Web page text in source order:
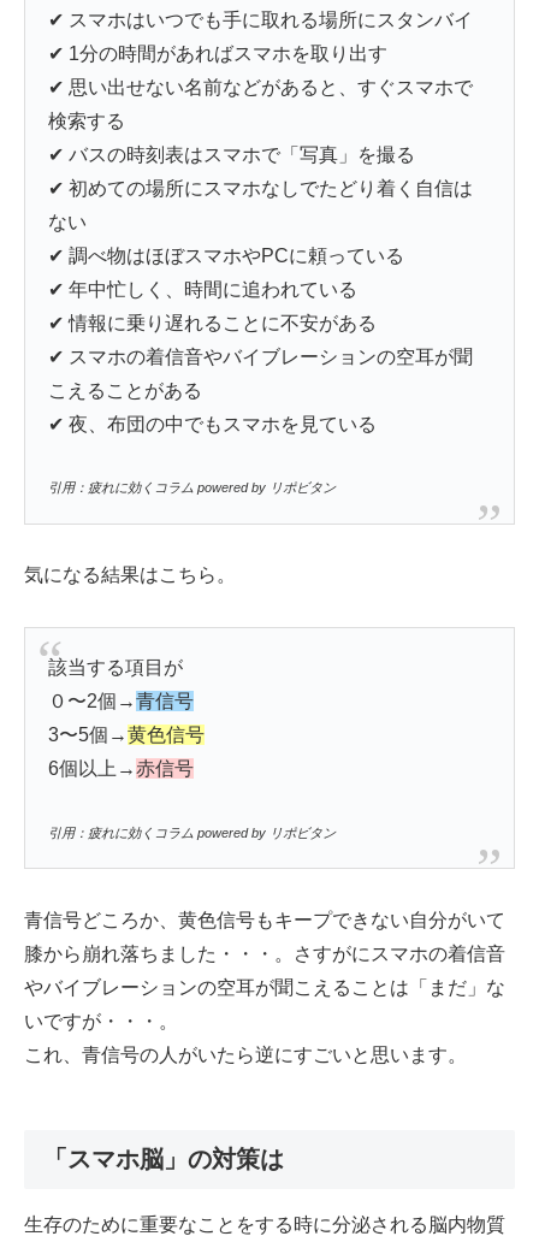
✔︎ スマホはいつでも手に取れる場所にスタンバイ
✔︎ 1分の時間があればスマホを取り出す
✔︎ 思い出せない名前などがあると、すぐスマホで
検索する
✔︎ バスの時刻表はスマホで「写真」を撮る
✔︎ 初めての場所にスマホなしでたどり着く自信は
ない
✔︎ 調べ物はほぼスマホやPCに頼っている
✔︎ 年中忙しく、時間に追われている
✔︎ 情報に乗り遅れることに不安がある
✔︎ スマホの着信音やバイブレーションの空耳が聞
こえることがある
✔︎ 夜、布団の中でもスマホを見ている
引用：疲れに効くコラム powered by リポビタン
気になる結果はこちら。
該当する項目が
０〜2個→青信号
3〜5個→黄色信号
6個以上→赤信号
引用：疲れに効くコラム powered by リポビタン
青信号どころか、黄色信号もキープできない自分がいて
膝から崩れ落ちました・・・。さすがにスマホの着信音
やバイブレーションの空耳が聞こえることは「まだ」な
いですが・・・。
これ、青信号の人がいたら逆にすごいと思います。
「スマホ脳」の対策は
生存のために重要なことをする時に分泌される脳内物質